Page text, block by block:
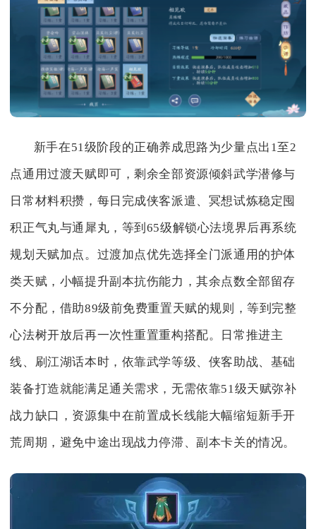
新手在51级阶段的正确养成思路为少量点出1至2
点通用过渡天赋即可，剩余全部资源倾斜武学潜修与
日常材料积攒，每日完成侠客派遣、冥想试炼稳定囤
积正气丸与通犀丸，等到65级解锁心法境界后再系统
规划天赋加点。过渡加点优先选择全门派通用的护体
类天赋，小幅提升副本抗伤能力，其余点数全部留存
不分配，借助89级前免费重置天赋的规则，等到完整
心法树开放后再一次性重置重构搭配。日常推进主
线、刷江湖话本时，依靠武学等级、侠客助战、基础
装备打造就能满足通关需求，无需依靠51级天赋弥补
战力缺口，资源集中在前置成长线能大幅缩短新手开
荒周期，避免中途出现战力停滞、副本卡关的情况。